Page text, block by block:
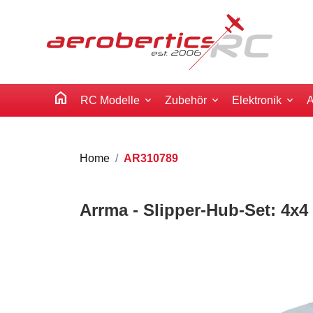
home RC Modelle Zubehör Elektronik
Home AR310789
Arrma - Slipper-Hub-Set: 4x4